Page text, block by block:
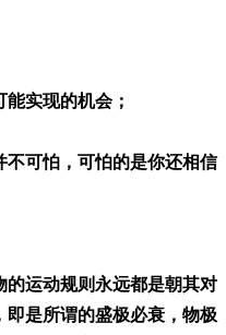
实现的机会；
不可怕，可怕的是你还相信
的运动规则永远都是朝其对
即是所谓的盛极必衰，物极